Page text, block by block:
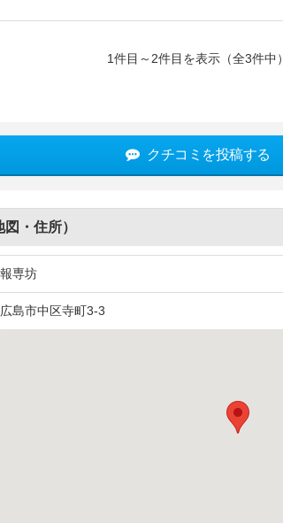
1件目～2件目を表示（全3件中）
クチコミを投稿する
・住所）
報専坊
広島市中区寺町3-3